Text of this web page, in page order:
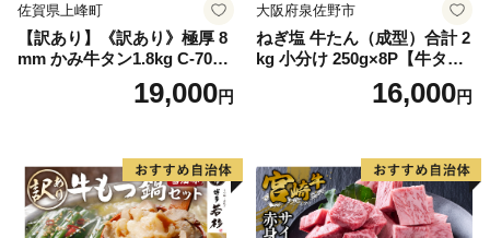
佐賀県上峰町
【訳あり】《訳あり》極厚 8
mm かみ牛タン1.8kg C-709-
19,000円
大阪府泉佐野市
ねぎ塩 牛たん（成型）合計 2
kg 小分け 250g×8P【牛タン
牛肉 焼肉用 薄切り 訳あり サ
16,000円